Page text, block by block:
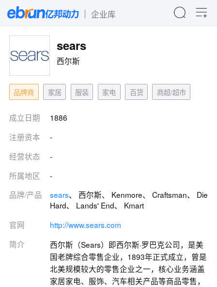
企业库
sears
西尔斯
品牌商 家居 服装 家电 百货 商超/超市
成立日期
1886
注册资本
-
经营状态
-
所属地区
-
品牌/产品
sears、 西尔斯、 Kenmore、 Craftsman、 Die
Hard、 Lands' End、 Kmart
官网
http://www.sears.com
简介
西尔斯（Sears）即西尔斯·罗巴克公司，是美
国老牌综合零售企业，1893年正式成立，曾是
北美规模较大的零售企业之一，核心业务涵盖
家居家电、服饰、汽车相关产品等商品零售，